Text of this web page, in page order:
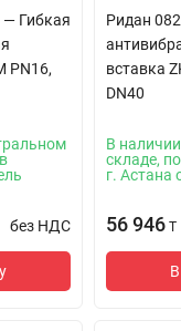
— Гибкая
PN16,
без НДС
Ридан
вставка
DN40
В
складе,
г. Астана
56 946 T